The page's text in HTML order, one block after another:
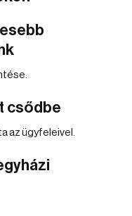
csődbe
az ügyfeleivel.